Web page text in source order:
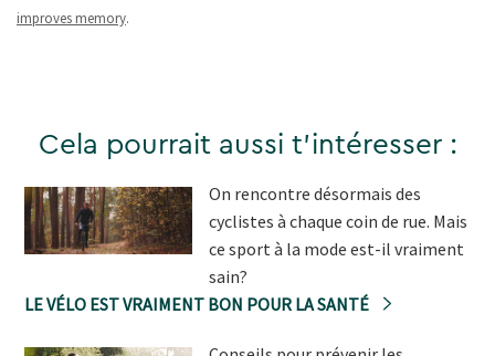
improves memory.
Cela pourrait aussi t'intéresser :
On rencontre désormais des
cyclistes à chaque coin de rue. Mais
ce sport à la mode est-il vraiment
sain?
LE VÉLO EST VRAIMENT BON POUR LA SANTÉ